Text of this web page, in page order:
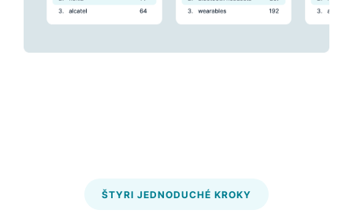
ŠTYRI JEDNODUCHÉ KROKY